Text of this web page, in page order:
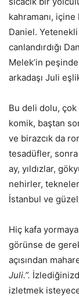
kahramanı,
Daniel.
canlandırdığı
Melek’in
arkadaşı Juli
Bu deli dolu,
komik, baştan
ve birazcık da
tesadüfler,
ay, yıldızlar,
nehirler,
İstanbul ve
Hiç kafa
görünse de
açısından
Juli.”.
izletmek